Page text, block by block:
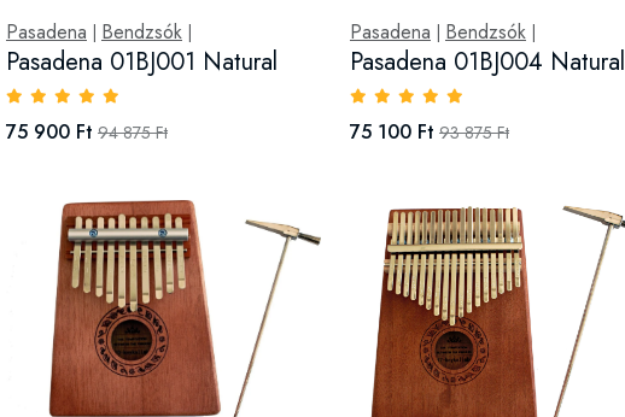
Pasadena Bendzsók
Pasadena 01BJ001 Natural
75 900 Ft 94 875 Ft
Pasadena Bendzsók|
Pasadena 01BJ004 Natural
75 100 Ft 93 875 Ft